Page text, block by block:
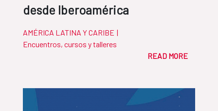
desde Iberoamérica
AMÉRICA LATINA Y CARIBE |
Encuentros, cursos y talleres
READ MORE